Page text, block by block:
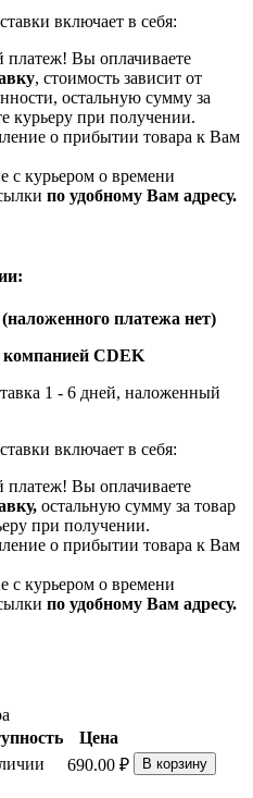
включает в себя:
Вы оплачиваете
, стоимость зависит от
остальную сумму за
курьеру при получении.
о прибытии товара к Вам
с курьером о времени
по удобному Вам адресу.
платежа нет)
компанией CDEK
1 - 6 дней, наложенный
включает в себя:
Вы оплачиваете
остальную сумму за товар
при получении.
о прибытии товара к Вам
с курьером о времени
по удобному Вам адресу.
Цена
690.00 ₽ В корзину